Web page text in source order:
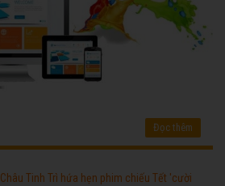
Đọc thêm
Châu Tinh Trì hứa hẹn phim chiếu Tết 'cười